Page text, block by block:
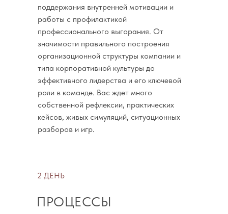
поддержания внутренней мотивации и
работы с профилактикой
профессионального выгорания. От
значимости правильного построения
организационной структуры компании и
типа корпоративной культуры до
эффективного лидерства и его ключевой
роли в команде. Вас ждет много
собственной рефлексии, практических
кейсов, живых симуляций, ситуационных
разборов и игр.
2 ДЕНЬ
ПРОЦЕССЫ